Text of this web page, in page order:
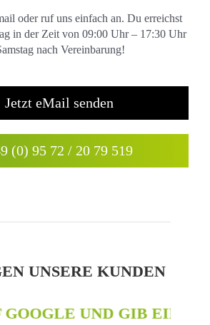
oder ruf uns einfach an. Du erreichst
in der Zeit von 09:00 Uhr – 17:30 Uhr
nach Vereinbarung!
Jetzt eMail senden
(0) 95 72 / 20 79 519
UNSERE KUNDEN
UND GIB EINE